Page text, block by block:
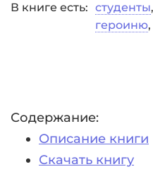
В книге есть: студенты,
героиню,
Содержание:
Описание книги
Скачать книгу